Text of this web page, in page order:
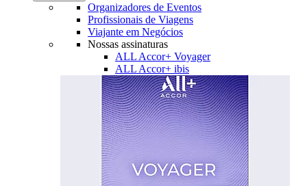
Organizadores de Eventos
Profissionais de Viagens
Viajante em Negócios
Nossas assinaturas
ALL Accor+ Voyager
ALL Accor+ ibis